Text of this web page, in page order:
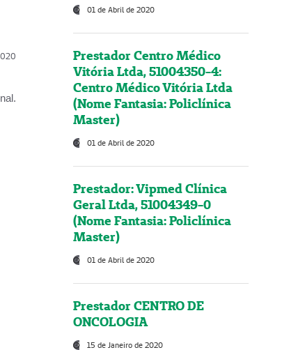
01 de Abril de 2020
Prestador Centro Médico
Vitória Ltda, 51004350-4:
Centro Médico Vitória Ltda
(Nome Fantasia: Policlínica
Master)
01 de Abril de 2020
Prestador: Vipmed Clínica
Geral Ltda, 51004349-0
(Nome Fantasia: Policlínica
Master)
01 de Abril de 2020
Prestador CENTRO DE
ONCOLOGIA
15 de Janeiro de 2020